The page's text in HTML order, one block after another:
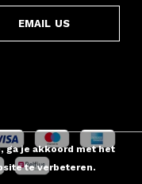
EMAIL US
ga je akkoord met het
te verbeteren.